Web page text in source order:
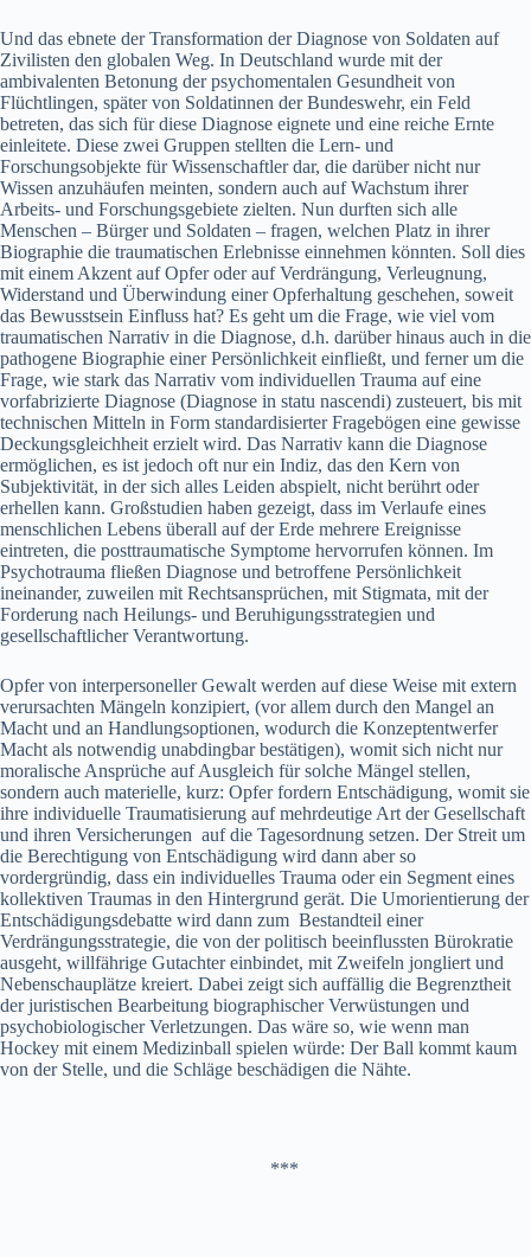
Und das ebnete der Transformation der Diagnose von Soldaten auf
Zivilisten den globalen Weg. In Deutschland wurde mit der
ambivalenten Betonung der psychomentalen Gesundheit von
Flüchtlingen, später von Soldatinnen der Bundeswehr, ein Feld
betreten, das sich für diese Diagnose eignete und eine reiche Ernte
einleitete. Diese zwei Gruppen stellten die Lern- und
Forschungsobjekte für Wissenschaftler dar, die darüber nicht nur
Wissen anzuhäufen meinten, sondern auch auf Wachstum ihrer
Arbeits- und Forschungsgebiete zielten. Nun durften sich alle
Menschen – Bürger und Soldaten – fragen, welchen Platz in ihrer
Biographie die traumatischen Erlebnisse einnehmen könnten. Soll dies
mit einem Akzent auf Opfer oder auf Verdrängung, Verleugnung,
Widerstand und Überwindung einer Opferhaltung geschehen, soweit
das Bewusstsein Einfluss hat? Es geht um die Frage, wie viel vom
traumatischen Narrativ in die Diagnose, d.h. darüber hinaus auch in die
pathogene Biographie einer Persönlichkeit einfließt, und ferner um die
Frage, wie stark das Narrativ vom individuellen Trauma auf eine
vorfabrizierte Diagnose (Diagnose in statu nascendi) zusteuert, bis mit
technischen Mitteln in Form standardisierter Fragebögen eine gewisse
Deckungsgleichheit erzielt wird. Das Narrativ kann die Diagnose
ermöglichen, es ist jedoch oft nur ein Indiz, das den Kern von
Subjektivität, in der sich alles Leiden abspielt, nicht berührt oder
erhellen kann. Großstudien haben gezeigt, dass im Verlaufe eines
menschlichen Lebens überall auf der Erde mehrere Ereignisse
eintreten, die posttraumatische Symptome hervorrufen können. Im
Psychotrauma fließen Diagnose und betroffene Persönlichkeit
ineinander, zuweilen mit Rechtsansprüchen, mit Stigmata, mit der
Forderung nach Heilungs- und Beruhigungsstrategien und
gesellschaftlicher Verantwortung.
Opfer von interpersoneller Gewalt werden auf diese Weise mit extern
verursachten Mängeln konzipiert, (vor allem durch den Mangel an
Macht und an Handlungsoptionen, wodurch die Konzeptentwerfer
Macht als notwendig unabdingbar bestätigen), womit sich nicht nur
moralische Ansprüche auf Ausgleich für solche Mängel stellen,
sondern auch materielle, kurz: Opfer fordern Entschädigung, womit sie
ihre individuelle Traumatisierung auf mehrdeutige Art der Gesellschaft
und ihren Versicherungen auf die Tagesordnung setzen. Der Streit um
die Berechtigung von Entschädigung wird dann aber so
vordergründig, dass ein individuelles Trauma oder ein Segment eines
kollektiven Traumas in den Hintergrund gerät. Die Umorientierung der
Entschädigungsdebatte wird dann zum Bestandteil einer
Verdrängungsstrategie, die von der politisch beeinflussten Bürokratie
ausgeht, willfährige Gutachter einbindet, mit Zweifeln jongliert und
Nebenschauplätze kreiert. Dabei zeigt sich auffällig die Begrenztheit
der juristischen Bearbeitung biographischer Verwüstungen und
psychobiologischer Verletzungen. Das wäre so, wie wenn man
Hockey mit einem Medizinball spielen würde: Der Ball kommt kaum
von der Stelle, und die Schläge beschädigen die Nähte.
***